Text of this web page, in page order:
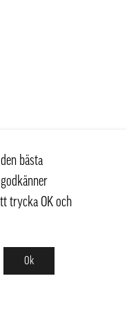
bästa
trycka OK och
Ok